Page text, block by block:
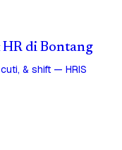
HR di Bontang
& shift — HRIS